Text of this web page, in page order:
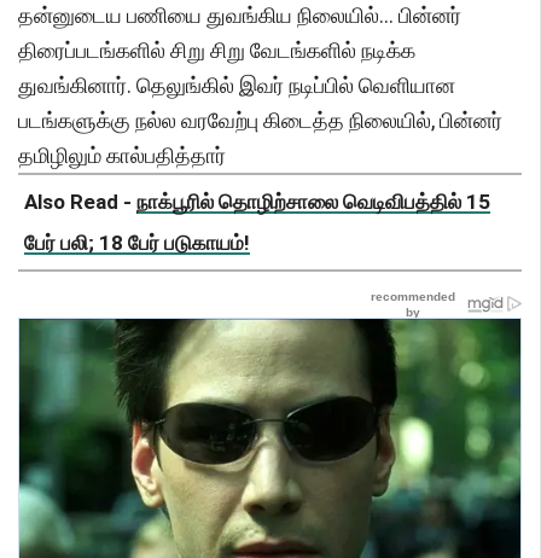
தன்னுடைய பணியை துவங்கிய நிலையில்... பின்னர்
திரைப்படங்களில் சிறு சிறு வேடங்களில் நடிக்க
துவங்கினார். தெலுங்கில் இவர் நடிப்பில் வெளியான
படங்களுக்கு நல்ல வரவேற்பு கிடைத்த நிலையில், பின்னர்
தமிழிலும் கால்பதித்தார்
Also Read - நாக்பூரில் தொழிற்சாலை வெடிவிபத்தில் 15
பேர் பலி; 18 பேர் படுகாயம்!